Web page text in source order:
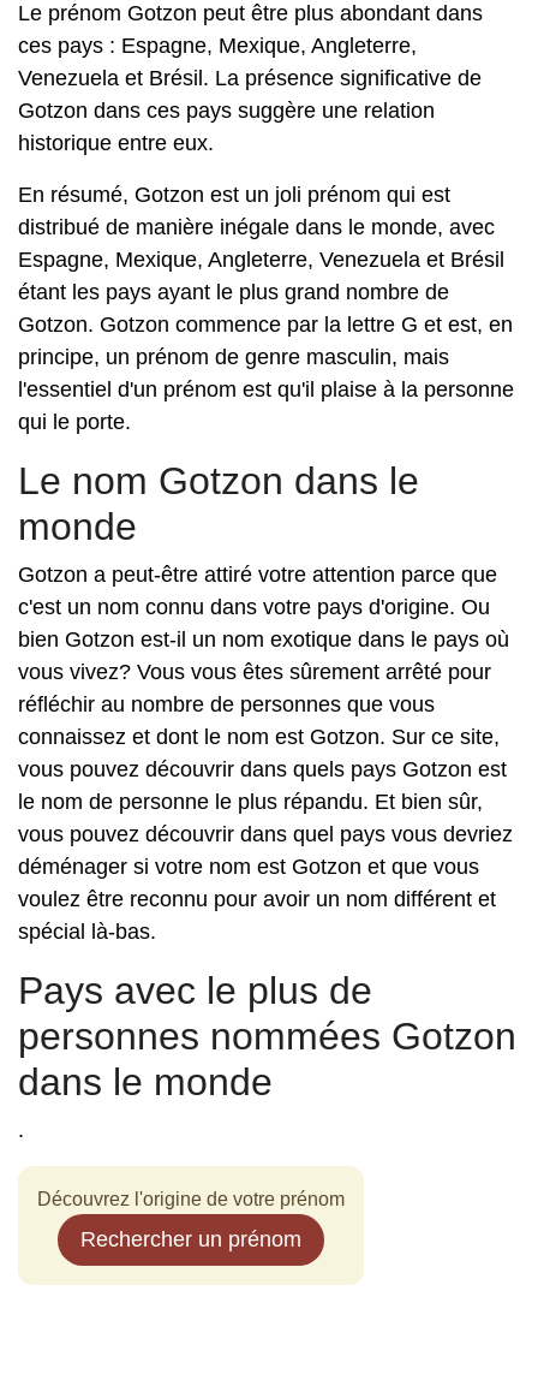
Le prénom Gotzon peut être plus abondant dans
ces pays : Espagne, Mexique, Angleterre,
Venezuela et Brésil. La présence significative de
Gotzon dans ces pays suggère une relation
historique entre eux.
En résumé, Gotzon est un joli prénom qui est
distribué de manière inégale dans le monde, avec
Espagne, Mexique, Angleterre, Venezuela et Brésil
étant les pays ayant le plus grand nombre de
Gotzon. Gotzon commence par la lettre G et est, en
principe, un prénom de genre masculin, mais
l'essentiel d'un prénom est qu'il plaise à la personne
qui le porte.
Le nom Gotzon dans le
monde
Gotzon a peut-être attiré votre attention parce que
c'est un nom connu dans votre pays d'origine. Ou
bien Gotzon est-il un nom exotique dans le pays où
vous vivez? Vous vous êtes sûrement arrêté pour
réfléchir au nombre de personnes que vous
connaissez et dont le nom est Gotzon. Sur ce site,
vous pouvez découvrir dans quels pays Gotzon est
le nom de personne le plus répandu. Et bien sûr,
vous pouvez découvrir dans quel pays vous devriez
déménager si votre nom est Gotzon et que vous
voulez être reconnu pour avoir un nom différent et
spécial là-bas.
Pays avec le plus de
personnes nommées Gotzon
dans le monde
.
Découvrez l'origine de votre prénom
Rechercher un prénom